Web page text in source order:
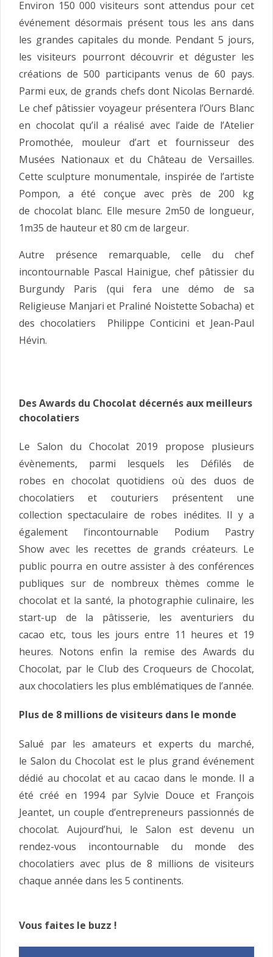
Environ 150 000 visiteurs sont attendus pour cet
événement désormais présent tous les ans dans
les grandes capitales du monde. Pendant 5 jours,
les visiteurs pourront découvrir et déguster les
créations de 500 participants venus de 60 pays.
Parmi eux, de grands chefs dont Nicolas Bernardé.
Le chef pâtissier voyageur présentera l’Ours Blanc
en chocolat qu’il a réalisé avec l’aide de l’Atelier
Promothée, mouleur d’art et fournisseur des
Musées Nationaux et du Château de Versailles.
Cette sculpture monumentale, inspirée de l’artiste
Pompon, a été conçue avec près de 200 kg
de chocolat blanc. Elle mesure 2m50 de longueur,
1m35 de hauteur et 80 cm de largeur.
Autre présence remarquable, celle du chef
incontournable Pascal Hainigue, chef pâtissier du
Burgundy Paris (qui fera une démo de sa
Religieuse Manjari et Praliné Noistette Sobacha) et
des chocolatiers Philippe Conticini et Jean-Paul
Hévin.
Des Awards du Chocolat décernés aux meilleurs
chocolatiers
Le Salon du Chocolat 2019 propose plusieurs
évènements, parmi lesquels les Défilés de
robes en chocolat quotidiens où des duos de
chocolatiers et couturiers présentent une
collection spectaculaire de robes inédites. Il y a
également l’incontournable Podium Pastry
Show avec les recettes de grands créateurs. Le
public pourra en outre assister à des conférences
publiques sur de nombreux thèmes comme le
chocolat et la santé, la photographie culinaire, les
start-up de la pâtisserie, les aventuriers du
cacao etc, tous les jours entre 11 heures et 19
heures. Notons enfin la remise des Awards du
Chocolat, par le Club des Croqueurs de Chocolat,
aux chocolatiers les plus emblématiques de l’année.
Plus de 8 millions de visiteurs dans le monde
Salué par les amateurs et experts du marché,
le Salon du Chocolat est le plus grand événement
dédié au chocolat et au cacao dans le monde. Il a
été créé en 1994 par Sylvie Douce et François
Jeantet, un couple d’entrepreneurs passionnés de
chocolat. Aujourd’hui, le Salon est devenu un
rendez-vous incontournable du monde des
chocolatiers avec plus de 8 millions de visiteurs
chaque année dans les 5 continents.
Vous faites le buzz !